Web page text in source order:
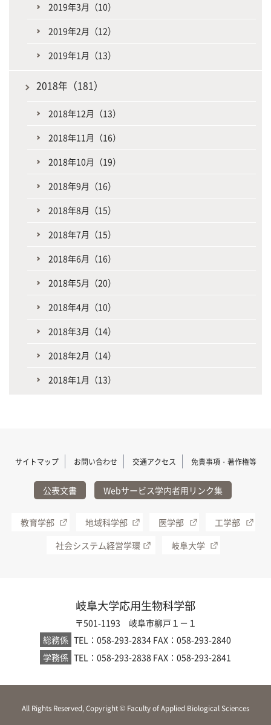
2019年3月（10）
2019年2月（12）
2019年1月（13）
2018年（181）
2018年12月（13）
2018年11月（16）
2018年10月（19）
2018年9月（16）
2018年8月（15）
2018年7月（15）
2018年6月（16）
2018年5月（20）
2018年4月（10）
2018年3月（14）
2018年2月（14）
2018年1月（13）
サイトマップ お問い合わせ 交通アクセス 免責事項・著作権等
公表文書 Webサービス学内者用リンク集
教育学部 地域科学部 医学部
工学部
社会システム経営学環
岐阜大学
岐阜大学応用生物科学部
〒501-1193 岐阜市柳戸１－１
総務係 TEL：058-293-2834 FAX：058-293-2840
学務係 TEL：058-293-2838 FAX：058-293-2841
All Rights Reserved, Copyright © Faculty of Applied Biological Sciences